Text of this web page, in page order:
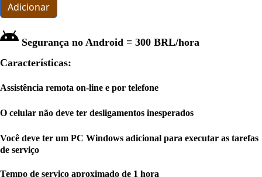
Adicionar
Segurança no Android = 300 BRL/hora
Características:
Assistência remota on-line e por telefone
O celular não deve ter desligamentos inesperados
Você deve ter um PC Windows adicional para executar as tarefas
de serviço
Tempo de serviço aproximado de 1 hora